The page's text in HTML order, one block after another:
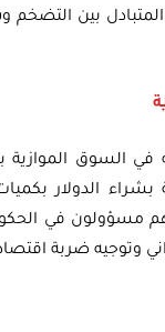
المتبادل بين
في السوق
الدولار
مسؤولون في
ضربة